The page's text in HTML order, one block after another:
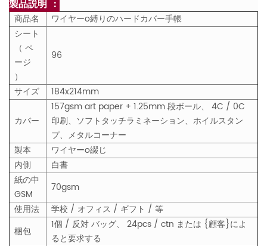
製品説明 ：
商品名
ワイヤーo縛りのハードカバー手帳
シート
（ ペ
ージ
）
96
サイズ 184x214mm
カバー
157gsm art paper + 1.25mm 段ボール、 4C / 0C
印刷、ソフトタッチラミネーション、ホイルスタン
プ、メタルコーナー
製本
ワイヤーo綴じ
内側
白書
紙の中
GSM
70gsm
使用法
学校 / オフィス / ギフト / 等
梱包
1個 / 反対 バッグ、 24pcs / ctn または {顧客}によ
ると要求する